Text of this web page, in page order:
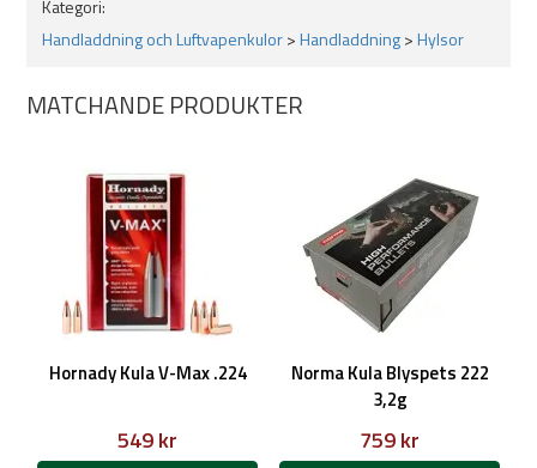
Kategori:
Handladdning och Luftvapenkulor>Handladdning>Hylsor
MATCHANDE PRODUKTER
Hornady Kula V-Max .224
549 kr
Norma Kula Blyspets 222
3,2g
759 kr